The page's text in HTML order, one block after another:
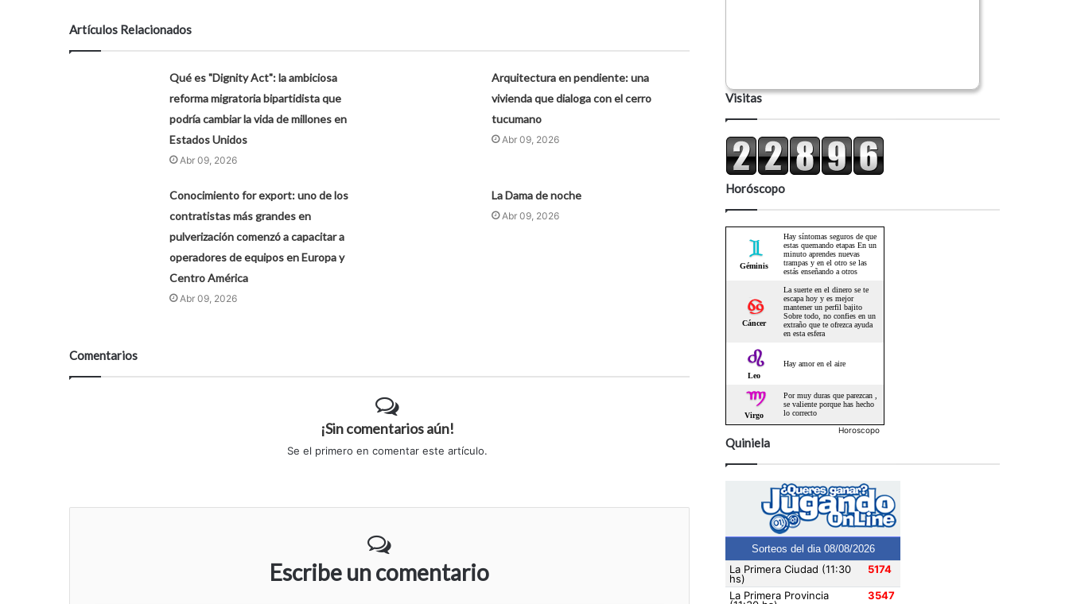
Artículos Relacionados
Qué es "Dignity Act": la ambiciosa
reforma migratoria bipartidista que
podría cambiar la vida de millones en
Estados Unidos
Abr 09, 2026
Arquitectura en pendiente: una
vivienda que dialoga con el cerro
tucumano
Abr 09, 2026
Conocimiento for export: uno de los
contratistas más grandes en
pulverización comenzó a capacitar a
operadores de equipos en Europa y
Centro América
Abr 09, 2026
La Dama de noche
Abr 09, 2026
Comentarios
¡Sin comentarios aún!
Se el primero en comentar este artículo.
Escribe un comentario
Visitas
Horóscopo
Horoscopo
Quiniela